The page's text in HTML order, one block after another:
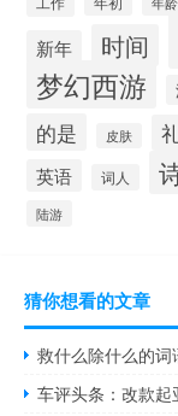
新年 时间
梦幻西游
的是 皮肤
英语 词人
陆游
猜你想看的文章
救什么除什么的词
车评头条：改款